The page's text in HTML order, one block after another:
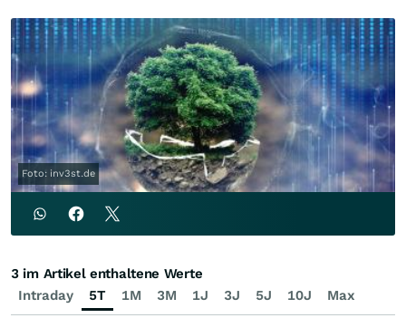
Foto: inv3st.de
Intraday 5T 1M 3M 1J 3J 5J 10J Max
3 im Artikel enthaltene Werte